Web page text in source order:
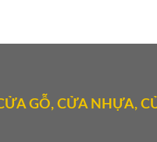
GỖ, CỬA NHỰA,